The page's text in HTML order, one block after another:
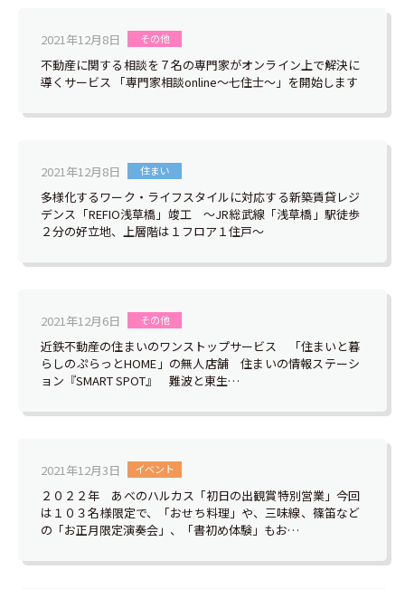
2021年12月8日 その他
不動産に関する相談を７名の専門家がオンライン上で解決に
導くサービス 「専門家相談online～七住士～」を開始します
2021年12月8日 住まい
多様化するワーク・ライフスタイルに対応する新築賃貸レジ
デンス「REFIO浅草橋」竣工 ～JR総武線「浅草橋」駅徒歩
２分の好立地、上層階は１フロア１住戸～
2021年12月6日 その他
近鉄不動産の住まいのワンストップサービス 「住まいと暮
らしのぷらっとHOME」の無人店舗 住まいの情報ステーシ
ョン『SMART SPOT』 難波と東生…
2021年12月3日 イベント
２０２２年 あべのハルカス「初日の出観賞特別営業」今回
は１０３名様限定で、「おせち料理」や、三味線、篠笛など
の「お正月限定演奏会」、「書初め体験」もお…